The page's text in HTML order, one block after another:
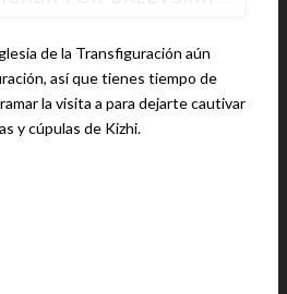
de la Transfiguración aún
así que tienes tiempo de
la visita a para dejarte cautivar
y cúpulas de Kizhi.